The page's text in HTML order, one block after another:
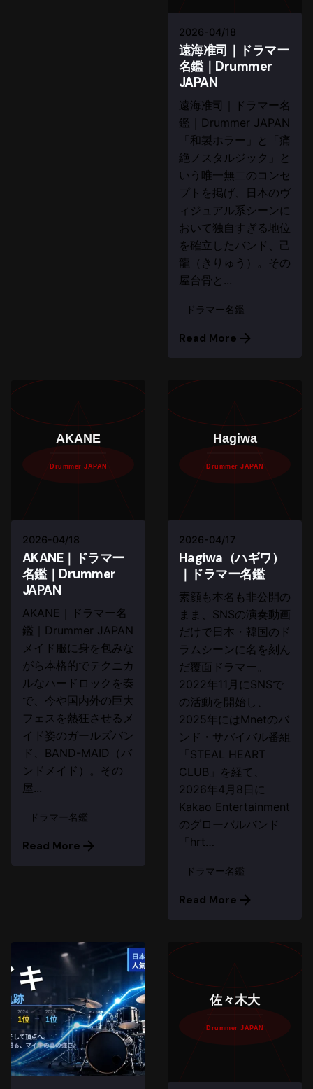
2026-04/18
遠海准司｜ドラマー
名鑑｜Drummer
JAPAN
遠海准司｜ドラマー名
鑑｜Drummer JAPAN
「和製ホラー」と「痛
絶ノスタルジック」と
いう唯一無二のコンセ
プトを掲げ、日本のヴ
ィジュアル系シーンに
おいて独自すぎる地位
を確立したバンド、己
龍（きりゅう）。その
屋台骨と...
ドラマー名鑑
Read More
AKANE
Drummer JAPAN
2026-04/18
AKANE｜ドラマー
名鑑｜Drummer
JAPAN
AKANE｜ドラマー名
鑑｜Drummer JAPAN
メイド服に身を包みな
がら本格的でテクニカ
ルなハードロックを奏
で、今や国内外の巨大
フェスを熱狂させるメ
イド姿のガールズバン
ド、BAND-MAID（バ
ンドメイド）。その
屋...
ドラマー名鑑
Read More
Hagiwa
Drummer JAPAN
2026-04/17
Hagiwa（ハギワ）
｜ドラマー名鑑
素顔も本名も非公開の
まま、SNSの演奏動画
だけで日本・韓国のド
ラムシーンに名を刻ん
だ覆面ドラマー。
2022年11月にSNSで
の活動を開始し、
2025年にはMnetのバ
ンド・サバイバル番組
「STEAL HEART
CLUB」を経て、
2026年4月8日に
Kakao Entertainment
のグローバルバンド
「hrt…
ドラマー名鑑
Read More
佐々木大
Drummer JAPAN